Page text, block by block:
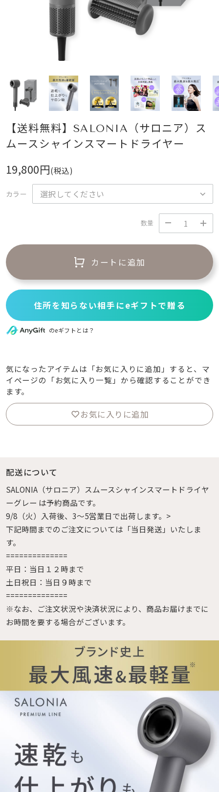
【送料無料】SALONIA（サロニア）ス
ムースシャインスマートドライヤー
19,800円(税込)
カラー
数量
カートに追加
住所を知らない相手にeギフトで贈る
のeギフトとは？
気になったアイテムは「お気に入りに追加」すると、マ
イページの「お気に入り一覧」から確認することができ
ます。
お気に入りに追加
配送について
SALONIA（サロニア）スムースシャインスマートドライヤ
ーグレー は予約商品です。
9/8（火）入荷後、3～5営業日で出荷します。>
下記時間までのご注文については「当日発送」いたしま
す。
==============
平日：当日１２時まで
土日祝日：当日９時まで
==============
※なお、ご注文状況や決済状況により、商品お届けまでに
お時間を要する場合がございます。